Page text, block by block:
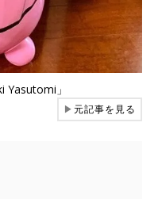
Yasutomi」
▶元記事を見る